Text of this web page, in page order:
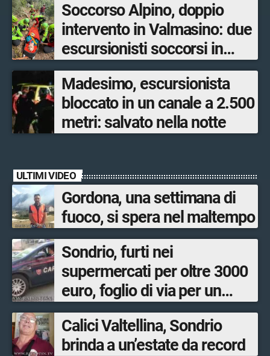
Soccorso Alpino, doppio
intervento in Valmasino: due
escursionisti soccorsi in
poche ore
Madesimo, escursionista
bloccato in un canale a 2.500
metri: salvato nella notte
ULTIMI VIDEO
Gordona, una settimana di
fuoco, si spera nel maltempo
Sondrio, furti nei
supermercati per oltre 3000
euro, foglio di via per un
ventinovenne
Calici Valtellina, Sondrio
brinda a un’estate da record